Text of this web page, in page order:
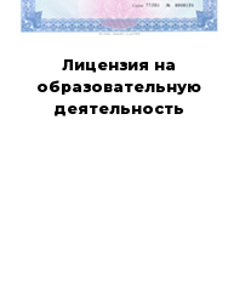
Лицензия на
образовательную
деятельность